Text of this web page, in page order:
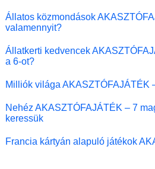
Állatos közmondások
valamennyit?
Állatkerti kedvencek
a 6-ot?
Milliók világa AKASZTÓFAJÁTÉK
Nehéz AKASZTÓFAJÁTÉK – 7
keressük
Francia kártyán alapuló játékok